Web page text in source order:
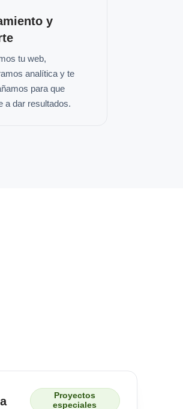
y
tu web,
analítica y te
para que
a dar resultados.
Proyectos
especiales